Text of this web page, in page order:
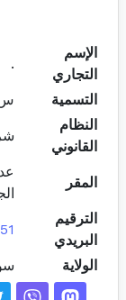
الإسم
التجاري
.
التسمية
النظام
القانوني
المقر
الترقيم
البريدي
الولاية